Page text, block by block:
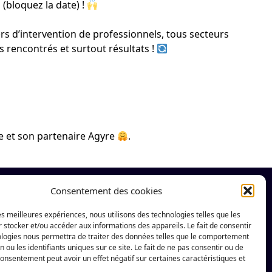
Consentement des cookies
meilleures expériences, nous utilisons des technologies telles que les
stocker et/ou accéder aux informations des appareils. Le fait de consentir
nous permettra de traiter des données telles que le comportement
ou les identifiants uniques sur ce site. Le fait de ne pas consentir ou de
peut avoir un effet négatif sur certaines caractéristiques et
la date) !
d’intervention de professionnels, tous secteurs
rencontrés et surtout résultats !
et son partenaireAgyre .
sur les réseaux sociaux
Instagram de Le Village by CA Chartres
LinkedIn de Le Village by CA Chartres